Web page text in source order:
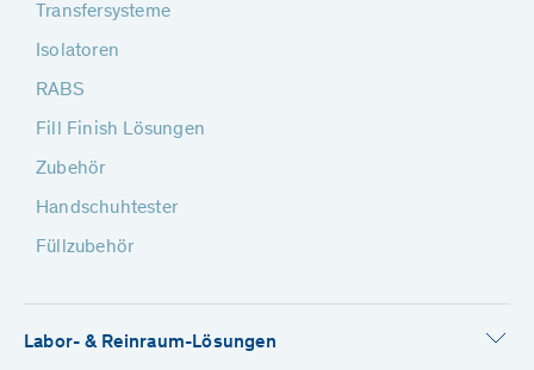
Transfersysteme
Isolatoren
RABS
Fill Finish Lösungen
Zubehör
Handschuhtester
Füllzubehör
Labor- & Reinraum-Lösungen